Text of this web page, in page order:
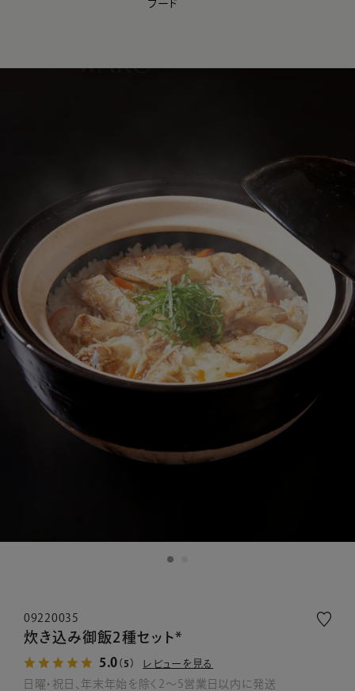
【会員様限定】夏のプレゼントキャンペーン開催中
フード
09220035
炊き込み御飯2種セット*
5.0 （5） レビューを見る
日曜・祝日、年末年始を除く2～5営業日以内に発送